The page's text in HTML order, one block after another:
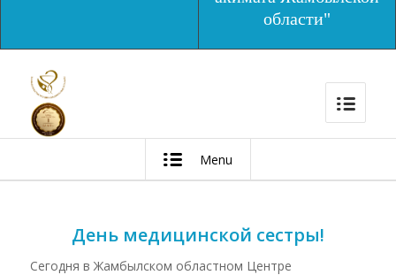
области"
Menu
День медицинской сестры!
Сегодня в Жамбылском областном Центре